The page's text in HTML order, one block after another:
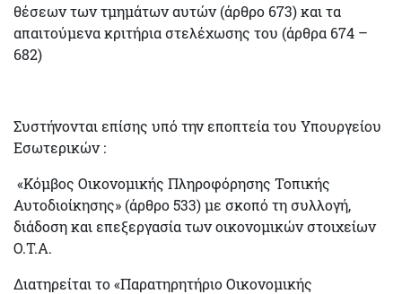
θέσεων των τμημάτων αυτών (άρθρο 673) και τα
απαιτούμενα κριτήρια στελέχωσης του (άρθρα 674 –
682)
Συστήνονται επίσης υπό την εποπτεία του Υπουργείου
Εσωτερικών :
«Κόμβος Οικονομικής Πληροφόρησης Τοπικής
Αυτοδιοίκησης» (άρθρο 533) με σκοπό τη συλλογή,
διάδοση και επεξεργασία των οικονομικών στοιχείων
Ο.Τ.Α.
Διατηρείται το «Παρατηρητήριο Οικονομικής